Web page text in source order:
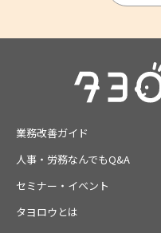
業務改善ガイド
人事・労務なんでもQ&A
セミナー・イベント
タヨロウとは